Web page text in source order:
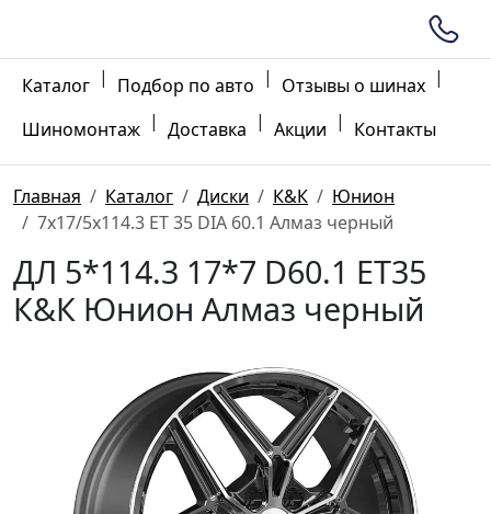
Каталог | Подбор по авто | Отзывы о шинах |
Шиномонтаж | Доставка | Акции | Контакты
Главная Каталог Диски К&К
Юнион
7x17/5x114.3 ET 35 DIA 60.1 Алмаз черный
ДЛ 5*114.3 17*7 D60.1 ET35
К&К Юнион Алмаз черный